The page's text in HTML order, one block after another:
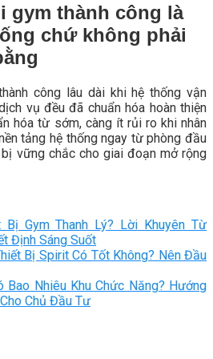
gym thành công là
chứ không phải
công lâu dài khi hệ thống vận
vụ đều đã chuẩn hóa hoàn thiện
hóa từ sớm, càng ít rủi ro khi nhân
tảng hệ thống ngay từ phòng đầu
vững chắc cho giai đoạn mở rộng
Bị Gym Thanh Lý? Lời Khuyên Từ
Định Sáng Suốt
Bị Spirit Có Tốt Không? Nên Đầu
Bao Nhiêu Khu Chức Năng? Hướng
Chủ Đầu Tư